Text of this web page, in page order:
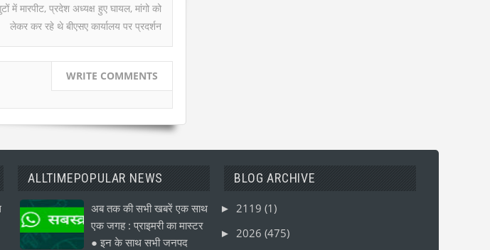
में मारपीट, प्रदेश अध्यक्ष हुए घायल, मांगो को
लेकर कर रहे थे बीएसए कार्यालय पर प्रदर्शन
WRITE COMMENTS
ALLTIMEPOPULAR NEWS
अब तक की सभी खबरें एक साथ
एक जगह : प्राइमरी का मास्टर
● इन के साथ सभी जनपद
BLOG ARCHIVE
► 2119(1)
► 2026(475)